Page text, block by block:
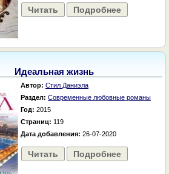
Читать Подробнее
Идеальная жизнь
Автор: Стил Даниэла
Раздел: Современные любовные романы
Год: 2015
Страниц: 119
Дата добавления: 26-07-2020
Читать Подробнее